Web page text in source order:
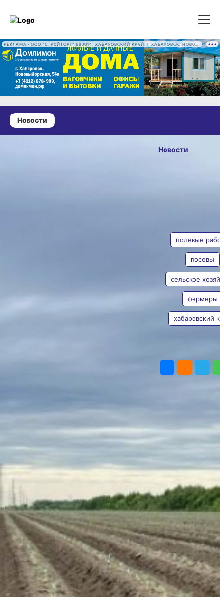
Новости
планируется обработать
гектаров. Зерновые
размещены на 6,6 тысячи
гектаров, соя — на 36,8
на 5,9 тысячи,
овощебахчевые культуры
кормовые — на 5,2
тысячи. Наиболее
интенсивно работы
проведены
в Хабаровском, имени
Лазо, Вяземском районах
и Бикинском округе.
«Посевная кампания
выходит на финишную
черту. Закрыто более 57
тысяч гектаров.
Новости
полевые
посевы
сельское
фермеры
хабаровский